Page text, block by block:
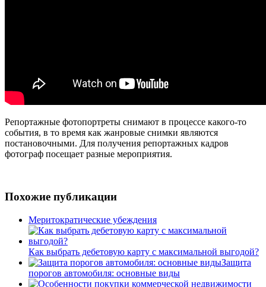
Репортажные фотопортреты снимают в процессе какого-то
события, в то время как жанровые снимки являются
постановочными. Для получения репортажных кадров
фотограф посещает разные мероприятия.
Похожие публикации
Меритократические убеждения
Как выбрать дебетовую карту с максимальной выгодой?
Защита
порогов автомобиля: основные виды